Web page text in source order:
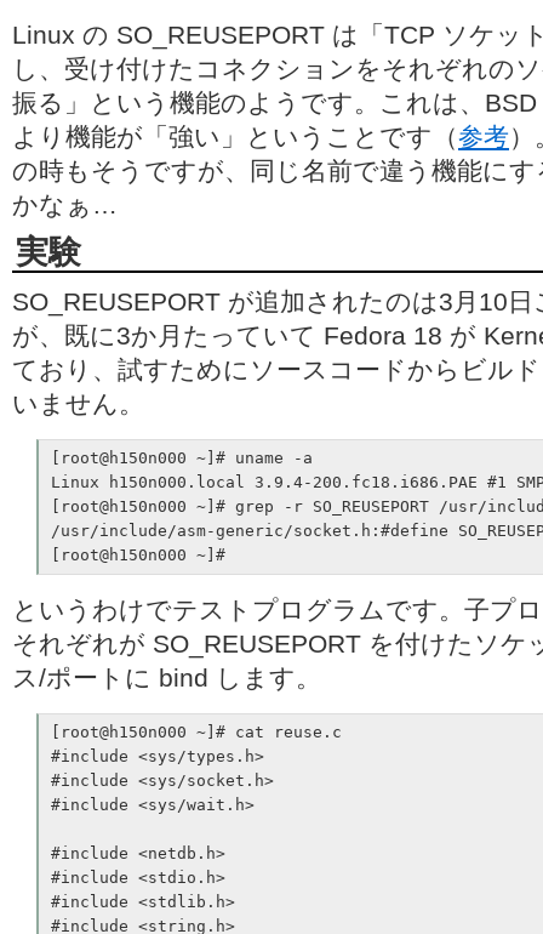
Linux の SO_REUSEPORT は「TCP ソケッ
し、受け付けたコネクションをそれぞれの
振る」という機能のようです。これは、
より機能が「強い」ということです（参考）
の時もそうですが、同じ名前で違う機能に
かなぁ…
実験
SO_REUSEPORT が追加されたのは3月10
が、既に3か月たっていて Fedora 18 が
ており、試すためにソースコードからビル
いません。
[root@h150n000 ~]# uname -a
Linux h150n000.local 3.9.4-200.fc18.i686.PAE #1
[root@h150n000 ~]# grep -r SO_REUSEPORT /usr/
/usr/include/asm-generic/socket.h:#define
[root@h150n000 ~]#
というわけでテストプログラムです。子プ
それぞれが SO_REUSEPORT を付けたソケ
ス/ポートに bind します。
[root@h150n000 ~]# cat reuse.c
#include <sys/types.h>
#include <sys/socket.h>
#include <sys/wait.h>
#include <netdb.h>
#include <stdio.h>
#include <stdlib.h>
#include <string.h>